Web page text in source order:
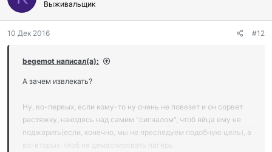
Выживальщик
10 Дек 2016 #12
begemot написал(а):
А зачем извлекать?
Ну, во-первых, если кому-то ну очень не повезет и он сорвет
растяжку, находясь над самим "сигналом", чтоб яйца ему не
поджарить(если, конечно, мы не преследуем подобную цель), а
во-вторых, чтоб не демаскировать лагерь.